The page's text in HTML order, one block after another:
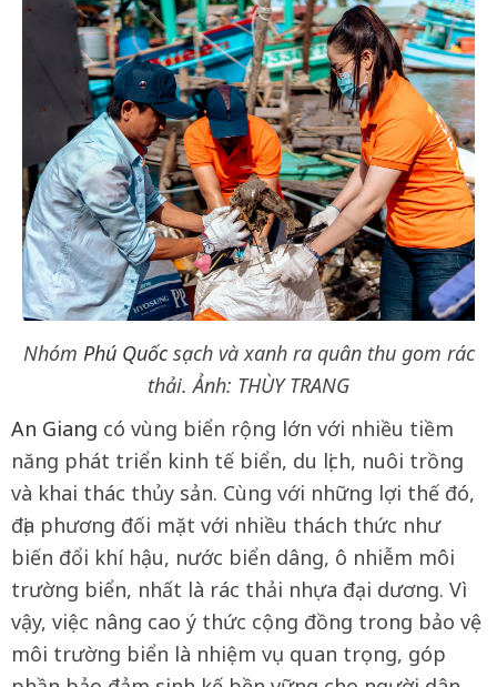
Nhóm Phú Quốcsạch và xanh ra quân thu gom rác
thải. Ảnh: THÙY TRANG
An Giang có vùng biển rộng lớn với nhiều tiềm
năng phát triển kinh tế biển, du lịch, nuôi trồng
và khai thác thủy sản. Cùng với những lợi thế đó,
địa phương đối mặt với nhiều thách thức như
biến đổi khí hậu, nước biển dâng, ô nhiễm môi
trường biển, nhất là rác thải nhựa đại dương. Vì
vậy, việc nâng cao ý thức cộng đồng trong bảo vệ
môi trường biển là nhiệm vụ quan trọng, góp